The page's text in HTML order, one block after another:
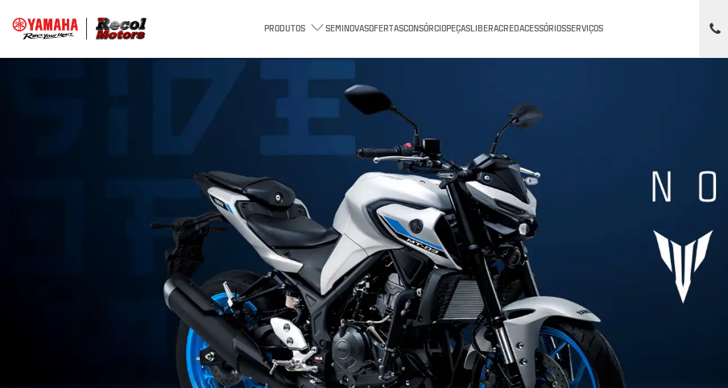
PRODUTOS SEMINOVASOFERTASCONSÓRCIOPEÇASLIBERACREDACESSÓRIOSSERVIÇOS